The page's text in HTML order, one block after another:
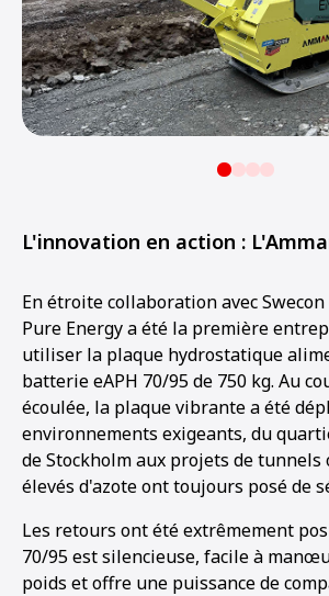
L'innovation en action :
En étroite collaboration avec
Pure Energy a été la première
utiliser la plaque hydrostatique
batterie eAPH 70/95 de 750 kg. Au
écoulée, la plaque vibrante a été
environnements exigeants, du
de Stockholm aux projets de tunnels
élevés d'azote ont toujours posé de
Les retours ont été extrêmement
70/95 est silencieuse, facile à
poids et offre une puissance de